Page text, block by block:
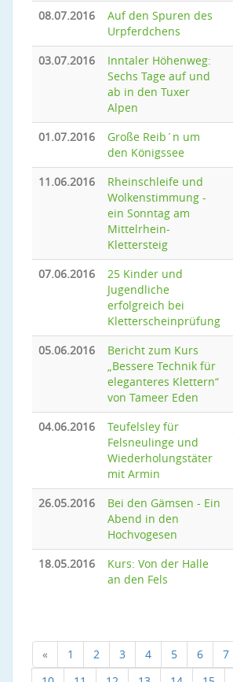
08.07.2016
Auf den Spuren des
Urpferdchens
03.07.2016
Inntaler Höhenweg:
Sechs Tage auf und
ab in den Tuxer
Alpen
01.07.2016
Große Reib´n um
den Königssee
11.06.2016
Rheinschleife und
Wolkenstimmung -
ein Sonntag am
Mittelrhein-
Klettersteig
07.06.2016
25 Kinder und
Jugendliche
erfolgreich bei
Kletterscheinprüfung
05.06.2016
Bericht zum Kurs
„Bessere Technik für
eleganteres Klettern“
von Tameer Eden
04.06.2016
Teufelsley für
Felsneulinge und
Wiederholungstäter
mit Armin
26.05.2016
Bei den Gämsen - Ein
Abend in den
Hochvogesen
18.05.2016
Kurs: Von der Halle
an den Fels
« 1 2 3 4 5 6 7